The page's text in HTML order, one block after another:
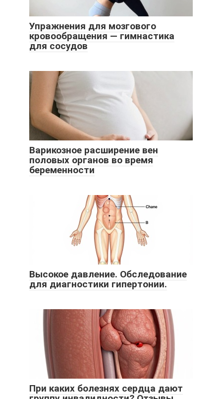
Упражнения для мозгового
кровообращения — гимнастика
для сосудов
Варикозное расширение вен
половых органов во время
беременности
Высокое давление. Обследование
для диагностики гипертонии.
При каких болезнях сердца дают